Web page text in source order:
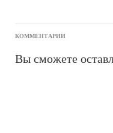
КОММЕНТАРИИ
Вы сможете